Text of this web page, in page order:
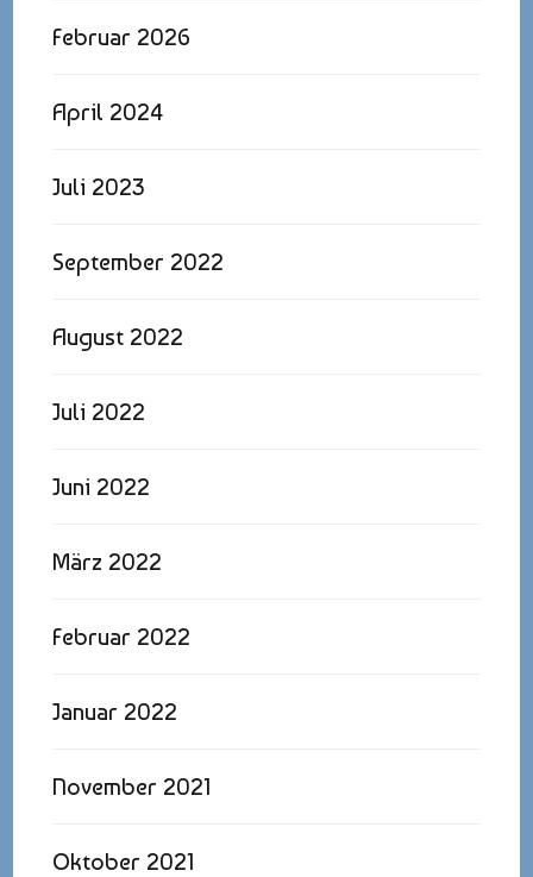
Februar 2026
April 2024
Juli 2023
September 2022
August 2022
Juli 2022
Juni 2022
März 2022
Februar 2022
Januar 2022
November 2021
Oktober 2021